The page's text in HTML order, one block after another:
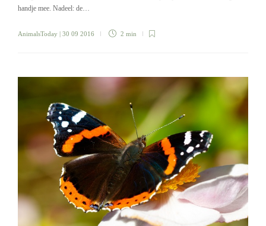
handje mee. Nadeel: de…
AnimalsToday | 30 09 2016 2 min